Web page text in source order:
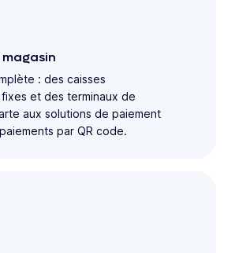
: des caisses
et des terminaux de
aux solutions de paiement
par QR code.